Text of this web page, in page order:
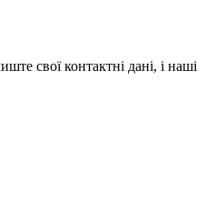
свої контактні дані, і наші